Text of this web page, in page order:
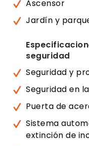
Ascensor
Jardín y
seguridad
Seguridad y
Seguridad en
Puerta de
Sistema
extinción de